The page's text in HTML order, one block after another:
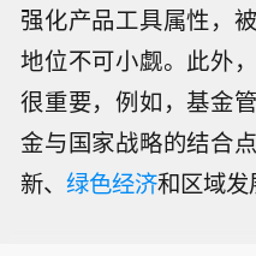
强化产品工具属性，
地位不可小觑。此外
很重要，例如，基金
金与国家战略的结合
新、绿色经济和区域发
OpenAI首席执
OpenAI团队的